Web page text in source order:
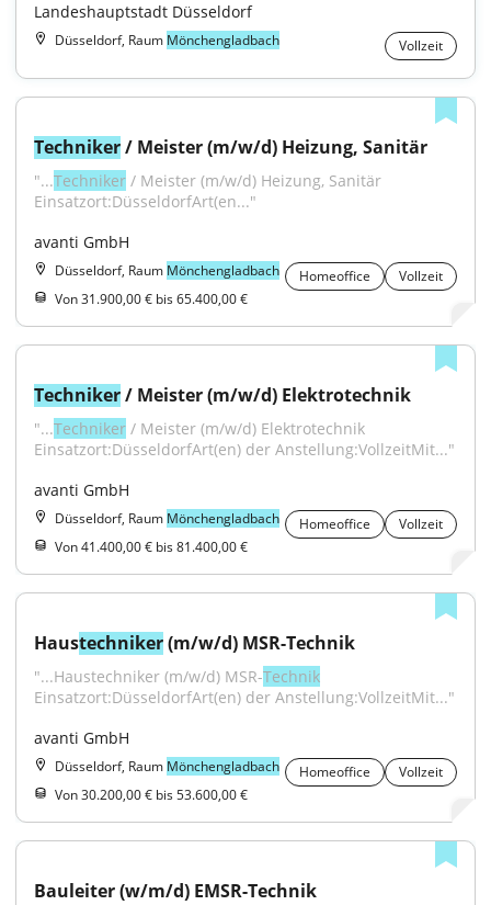
Landeshauptstadt Düsseldorf
Düsseldorf, Raum Mönchengladbach Vollzeit
Techniker / Meister (m/w/d) Heizung, Sanitär
"...Techniker / Meister (m/w/d) Heizung, Sanitär
Einsatzort:DüsseldorfArt(en..."
avanti GmbH
Düsseldorf, Raum Mönchengladbach Homeoffice
Vollzeit
Von 31.900,00 € bis 65.400,00 €
Techniker / Meister (m/w/d) Elektrotechnik
"...Techniker / Meister (m/w/d) Elektrotechnik
Einsatzort:DüsseldorfArt(en) der Anstellung:VollzeitMit..."
avanti GmbH
Düsseldorf, Raum Mönchengladbach Homeoffice
Vollzeit
Von 41.400,00 € bis 81.400,00 €
Haustechniker (m/w/d) MSR-Technik
"...Haustechniker (m/w/d) MSR-Technik
Einsatzort:DüsseldorfArt(en) der Anstellung:VollzeitMit..."
avanti GmbH
Düsseldorf, Raum Mönchengladbach Homeoffice
Vollzeit
Von 30.200,00 € bis 53.600,00 €
Bauleiter (w/m/d) EMSR-Technik